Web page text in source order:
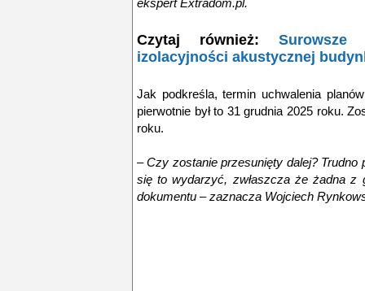
ekspert Extradom.pl.
Czytaj również:
izolacyjności akustycznej
Jak podkreśla, termin uchwalenia
pierwotnie był to 31 grudnia 2025 roku.
roku.
– Czy zostanie przesunięty dalej? Trudno
się to wydarzyć, zwłaszcza że żadna z
dokumentu – zaznacza Wojciech